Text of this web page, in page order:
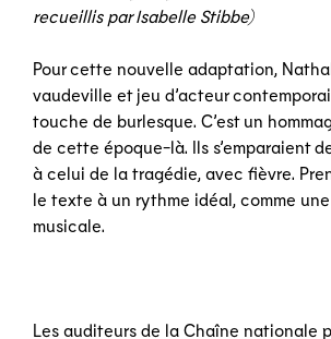
recueillis par Isabelle Stibbe)
Pour cette nouvelle adaptation,
vaudeville et jeu d’acteur
touche de burlesque. C’est un
de cette époque-là. Ils s’emparaient
à celui de la tragédie, avec fièvre.
le texte à un rythme idéal, comme
musicale.
Les auditeurs de la Chaîne nationale